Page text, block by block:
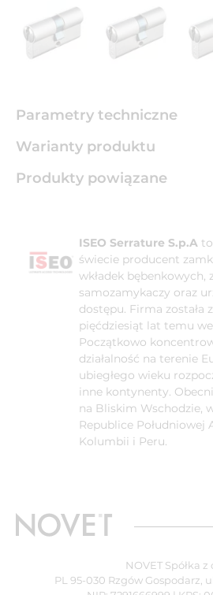
Parametry techniczne
Warianty produktu
Produkty powiązane
ISEO Serrature S.p.A
świecie producent
wkładek bębenkowych,
samozamykaczy oraz
dostępu. Firma została
pięćdziesiąt lat temu we
Początkowo
działalność na terenie
ubiegłego wieku
inne kontynenty.
na Bliskim Wschodzie,
Republice Południowej
Kolumbii i Peru.
NOVET Spółka z
PL 95-030 Rzgów Gospodarz,